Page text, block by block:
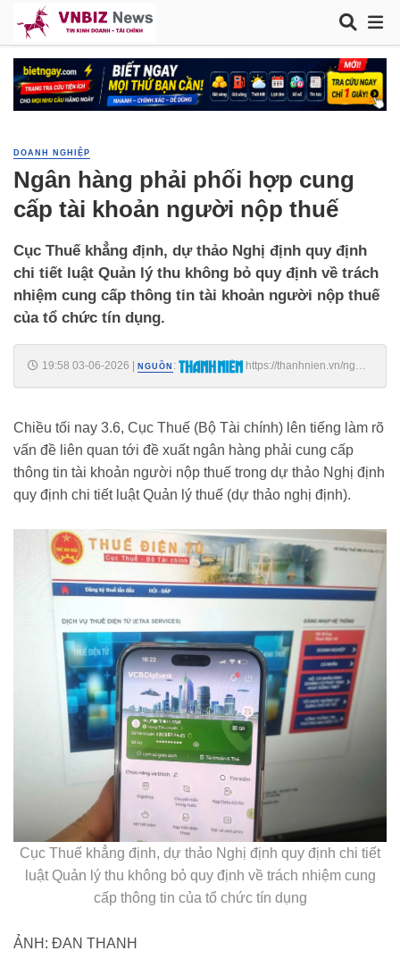
DOANH NGHIỆP
Ngân hàng phải phối hợp cung
cấp tài khoản người nộp thuế
Cục Thuế khẳng định, dự thảo Nghị định quy định
chi tiết luật Quản lý thu không bỏ quy định về trách
nhiệm cung cấp thông tin tài khoản người nộp thuế
của tổ chức tín dụng.
19:58 03-06-2026 NGUỒN :
https://thanhnien.vn/ngan-
Chiều tối nay 3.6, Cục Thuế (Bộ Tài chính) lên tiếng làm rõ
vấn đề liên quan tới đề xuất ngân hàng phải cung cấp
thông tin tài khoản người nộp thuế trong dự thảo Nghị định
quy định chi tiết luật Quản lý thuế (dự thảo nghị định).
Cục Thuế khẳng định, dự thảo Nghị định quy định chi tiết
luật Quản lý thu không bỏ quy định về trách nhiệm cung
cấp thông tin của tổ chức tín dụng
ẢNH: ĐAN THANH